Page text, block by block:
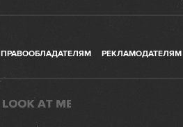
ПРАВООБЛАДАТЕЛЯМ РЕКЛАМОДАТЕЛЯМ